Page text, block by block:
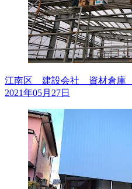
江南区 建設会社 資材倉
2021年05月27日